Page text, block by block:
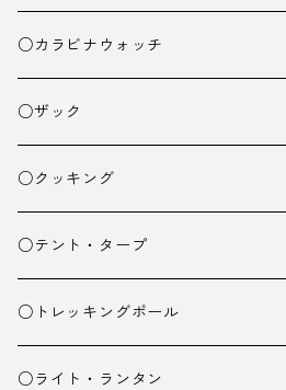
○カラビナウォッチ
○ザック
ザック
スタッフバッグ
ザック小物
○クッキング
クッカー
バーナー
カトラリー
○テント・タープ
テント
タープ
○トレッキングポール
○ライト・ランタン